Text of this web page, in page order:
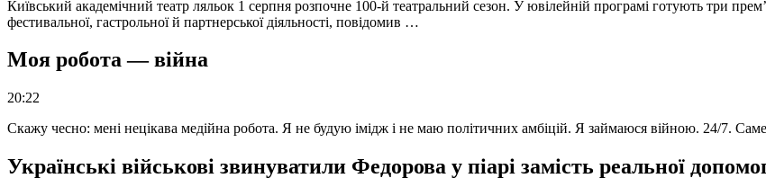
Київський академічний театр ляльок 1 серпня розпочне 100-й театральний сезон. У ювілейній програмі готують три
фестивальної, гастрольної й партнерської діяльності, повідомив …
Моя робота — війна
20:22
Скажу чесно: мені нецікава медійна робота. Я не будую імідж і не маю політичних амбіцій. Я займаюся війною. 24/7.
Українські військові звинуватили Федорова у піарі замість реальної